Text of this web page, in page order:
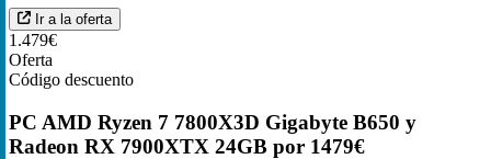
Ir a la oferta
1.479€
Oferta
Código descuento
PC AMD Ryzen 7 7800X3D Gigabyte B650 y
Radeon RX 7900XTX 24GB por 1479€